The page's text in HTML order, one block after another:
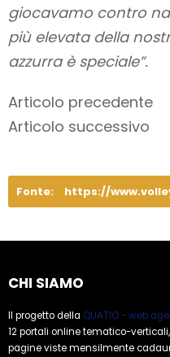
giocavamo contro
più elevata della
azzurra è speciale”.
Articolo precedente
Articolo successivo
Fonte: https://
CHI SIAMO
Il progetto della QUATIO - web
12 portali online tematico-
pagine viste mensilmente